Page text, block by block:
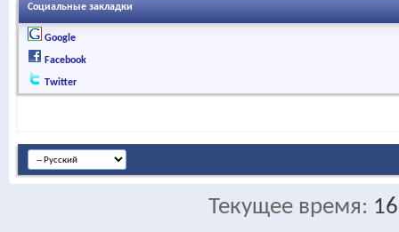
Социальные закладки
Google
Facebook
Twitter
Текущее время: